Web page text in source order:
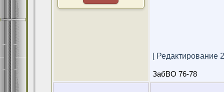
[ Редактирование
ЗабВО 76-78